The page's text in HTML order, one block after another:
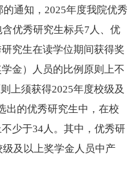
的通知， 2025年度我院优秀
含优秀研究生标兵7人、优
究生在读学位期间获得奖
金）人员的比例原则上不
上须获得2025年度校级及
出的优秀研究生中，在校
少于34人。其中，优秀研
级及以上奖学金人员中产